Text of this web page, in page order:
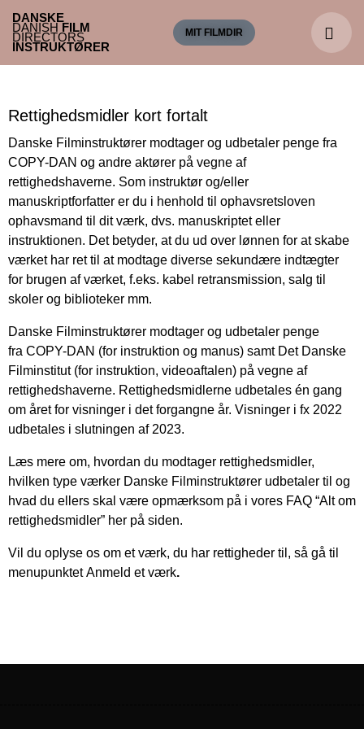
DANSKE
DANISH FILM
DIRECTORS
INSTRUKTØRER
MIT FILMDIR
Rettighedsmidler kort fortalt
Danske Filminstruktører modtager og udbetaler penge fra
COPY-DAN og andre aktører på vegne af
rettighedshaverne. Som instruktør og/eller
manuskriptforfatter er du i henhold til ophavsretsloven
ophavsmand til dit værk, dvs. manuskriptet eller
instruktionen. Det betyder, at du ud over lønnen for at skabe
værket har ret til at modtage diverse sekundære indtægter
for brugen af værket, f.eks. kabel retransmission, salg til
skoler og biblioteker mm.
Danske Filminstruktører modtager og udbetaler penge
fra COPY-DAN (for instruktion og manus) samt Det Danske
Filminstitut (for instruktion, videoaftalen) på vegne af
rettighedshaverne. Rettighedsmidlerne udbetales én gang
om året for visninger i det forgangne år. Visninger i fx 2022
udbetales i slutningen af 2023.
Læs mere om, hvordan du modtager rettighedsmidler,
hvilken type værker Danske Filminstruktører udbetaler til og
hvad du ellers skal være opmærksom på i vores FAQ “Alt om
rettighedsmidler” her på siden.
Vil du oplyse os om et værk, du har rettigheder til, så gå til
menupunktetAnmeld et værk.